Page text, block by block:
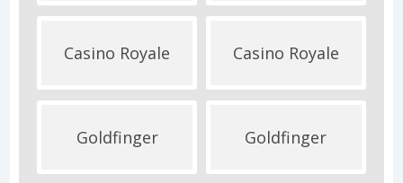
Casino Royale Casino Royale
Goldfinger Goldfinger